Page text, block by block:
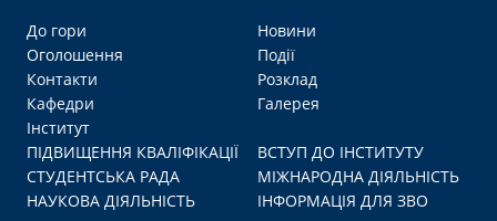
До гори
Новини
Оголошення
Події
Контакти
Розклад
Кафедри
Галерея
Інститут
ПІДВИЩЕННЯ КВАЛІФІКАЦІЇ
ВСТУП ДО ІНСТИТУТУ
СТУДЕНТСЬКА РАДА
МІЖНАРОДНА ДІЯЛЬНІСТЬ
НАУКОВА ДІЯЛЬНІСТЬ
ІНФОРМАЦІЯ ДЛЯ ЗВО